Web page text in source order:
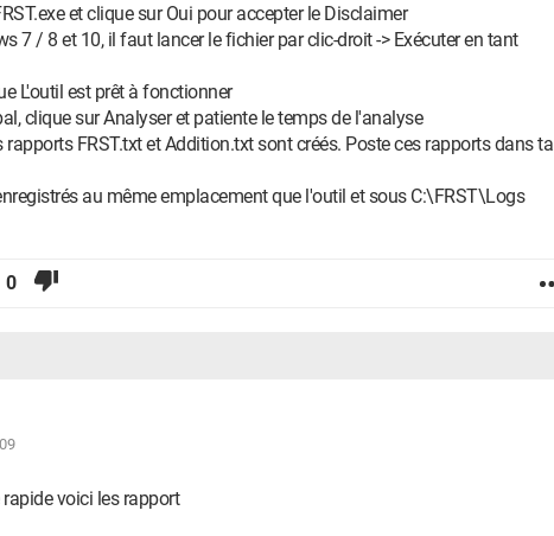
et clique sur Oui pour accepter le Disclaimer
7 / 8 et 10, il faut lancer le fichier par clic-droit -> Exécuter en tant
L'outil est prêt à fonctionner
clique sur Analyser et patiente le temps de l'analyse
rapports FRST.txt et Addition.txt sont créés. Poste ces rapports dans ta
au même emplacement que l'outil et sous C:\FRST\Logs
0
voici les rapport